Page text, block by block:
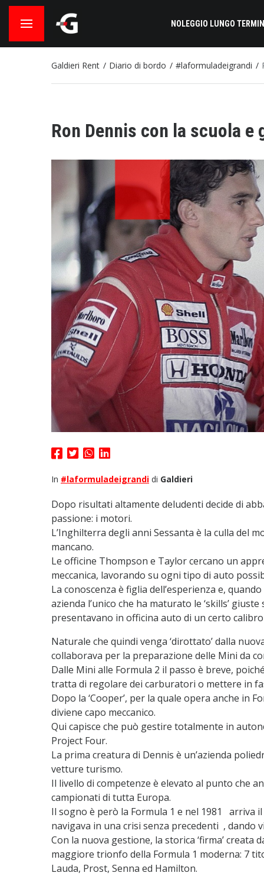
NOLEGGIO LUNGO
Galdieri Rent Diario di bordo #laformuladeigrandi
Ron Dennis con la scuola
In #laformuladeigrandi di Galdieri
Dopo risultati altamente deludenti decide di
passione: i motori.
L’Inghilterra degli anni Sessanta è la culla del
mancano.
Le officine Thompson e Taylor cercano un
meccanica, lavorando su ogni tipo di auto
La conoscenza è figlia dell’esperienza e,
azienda l’unico che ha maturato le ‘skills’
presentavano in officina auto di un certo
Naturale che quindi venga ‘dirottato’ dalla
collaborava per la preparazione delle Mini da
Dalle Mini alle Formula 2 il passo è breve,
tratta di regolare dei carburatori o mettere in
Dopo la ‘Cooper’, per la quale opera anche in
diviene capo meccanico.
Qui capisce che può gestire totalmente in
Project Four.
La prima creatura di Dennis è un’azienda
vetture turismo.
Il livello di competenze è elevato al punto che
campionati di tutta Europa.
Il sogno è però la Formula 1 e nel 1981 arriva
navigava in una crisi senza precedenti , dando
Con la nuova gestione, la storica ‘firma’
maggiore trionfo della Formula 1 moderna: 7
Lauda, Prost, Senna ed Hamilton.